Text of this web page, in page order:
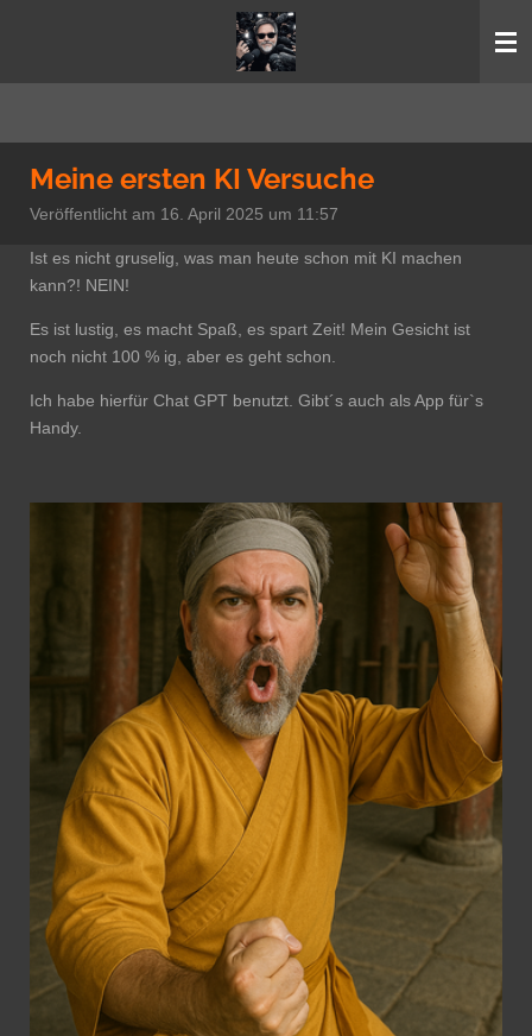
Meine ersten KI Versuche
Veröffentlicht am 16. April 2025 um 11:57
Ist es nicht gruselig, was man heute schon mit KI machen
kann?! NEIN!
Es ist lustig, es macht Spaß, es spart Zeit! Mein Gesicht ist
noch nicht 100 % ig, aber es geht schon.
Ich habe hierfür Chat GPT benutzt. Gibt´s auch als App für`s
Handy.